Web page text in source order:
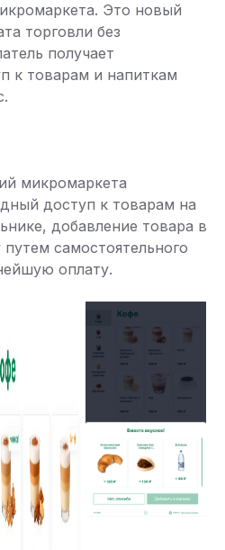
Это новый
торговли без
получает
к товарам и напиткам
микромаркета
доступ к товарам на
добавление товара в
самостоятельного
оплату.